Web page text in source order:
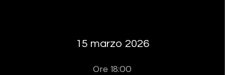
15 marzo 2026
Ore 18:00